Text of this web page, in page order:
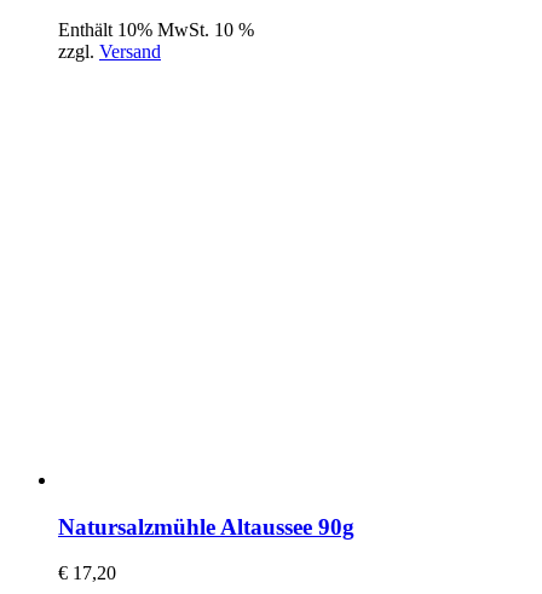
Enthält 10% MwSt. 10 %
zzgl. Versand
Natursalzmühle Altaussee 90g
€ 17,20